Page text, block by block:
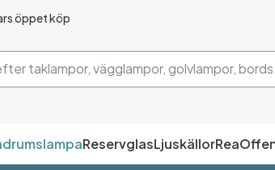
öppet köp
ReservglasLjuskällorRea